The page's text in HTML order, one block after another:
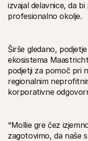
izvajal delavnice, da
profesionalno okolje.
Širše gledano,
ekosistema
podjetji za pomoč pri
regionalnim
korporativne
“Mollie gre čez
zagotovimo, da naše